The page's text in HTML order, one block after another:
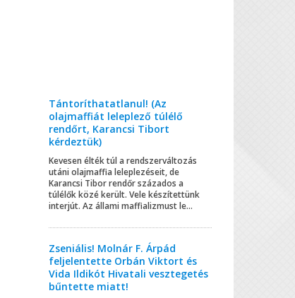
Tántoríthatatlanul! (Az
olajmaffiát leleplező túlélő
rendőrt, Karancsi Tibort
kérdeztük)
Kevesen élték túl a rendszerváltozás
utáni olajmaffia leleplezéseit, de
Karancsi Tibor rendőr százados a
túlélők közé került. Vele készítettünk
interjút. Az állami maffializmust le...
Zseniális! Molnár F. Árpád
feljelentette Orbán Viktort és
Vida Ildikót Hivatali vesztegetés
bűntette miatt!